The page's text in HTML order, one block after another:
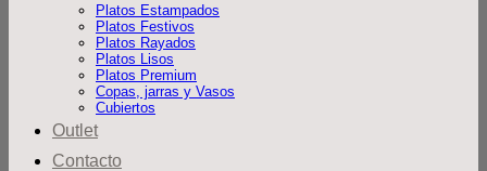
Platos Estampados
Platos Festivos
Platos Rayados
Platos Lisos
Platos Premium
Copas, jarras y Vasos
Cubiertos
Outlet
Contacto